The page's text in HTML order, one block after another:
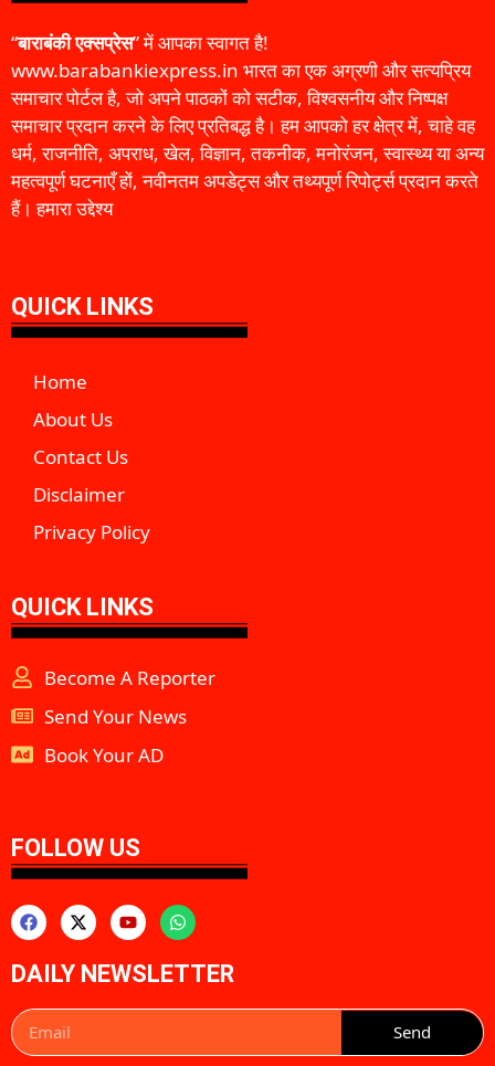
“बाराबंकी एक्सप्रेस” में आपका स्वागत है!
www.barabankiexpress.in भारत का एक अग्रणी और सत्यप्रिय
समाचार पोर्टल है, जो अपने पाठकों को सटीक, विश्वसनीय और निष्पक्ष
समाचार प्रदान करने के लिए प्रतिबद्ध है। हम आपको हर क्षेत्र में, चाहे वह
धर्म, राजनीति, अपराध, खेल, विज्ञान, तकनीक, मनोरंजन, स्वास्थ्य या अन्य
महत्वपूर्ण घटनाएँ हों, नवीनतम अपडेट्स और तथ्यपूर्ण रिपोर्ट्स प्रदान करते
हैं। हमारा उद्देश्य
QUICK LINKS
Home
About Us
Contact Us
Disclaimer
Privacy Policy
QUICK LINKS
Become A Reporter
Send Your News
Book Your AD
FOLLOW US
DAILY NEWSLETTER
Send